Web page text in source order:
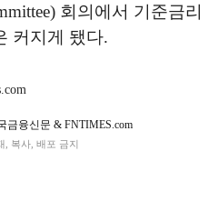
회의에서 기준금리
커지게 됐다.
금융신문 & FNTIMES.com
, 복사, 배포 금지